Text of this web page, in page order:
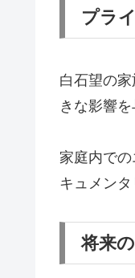
プラ
白石望の
きな影響
家庭内で
キュメン
将来